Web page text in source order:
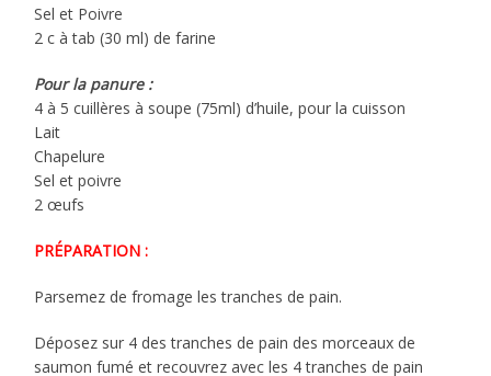
Sel et Poivre
2 c à tab (30 ml) de farine
Pour la panure :
4 à 5 cuillères à soupe (75ml) d’huile, pour la cuisson
Lait
Chapelure
Sel et poivre
2 œufs
PRÉPARATION :
Parsemez de fromage les tranches de pain.
Déposez sur 4 des tranches de pain des morceaux de
saumon fumé et recouvrez avec les 4 tranches de pain